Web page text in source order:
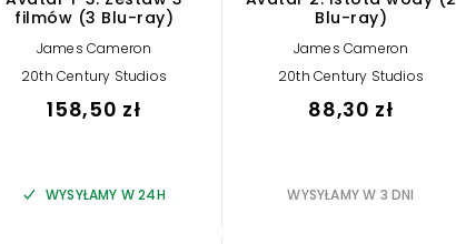
filmów (3 Blu-ray)
James Cameron
20th Century Studios
158,50 zł
WYSYŁAMY W 24H
Blu-ray)
James Cameron
20th Century Studios
88,30 zł
WYSYŁAMY W 3 DNI